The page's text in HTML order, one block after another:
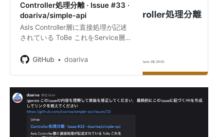
Controller処理分離 · Issue #33 ·
doariva/simple-api
AsIs Controller層に直接処理が記述
されている ToBe これをService層に
GitHub
doariva